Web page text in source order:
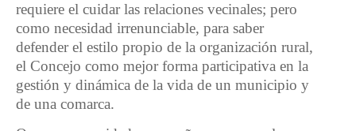
requiere el cuidar las relaciones vecinales; pero
como necesidad irrenunciable, para saber
defender el estilo propio de la organización rural,
el Concejo como mejor forma participativa en la
gestión y dinámica de la vida de un municipio y
de una comarca.